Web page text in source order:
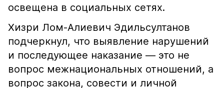
освещена в социальных сетях.
Хизри Лом-Алиевич Эдильсултанов
подчеркнул, что выявление нарушений
и последующее наказание — это не
вопрос межнациональных отношений, а
вопрос закона, совести и личной